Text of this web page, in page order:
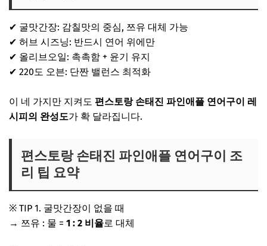
✔ 굴맛간장: 감칠맛의 중심, 쯔유 대체 가능
✔ 허브 시즈닝: 반드시 연어 위에만
✔ 올리브오일: 촉촉함 + 윤기 유지
✔ 220도 오븐: 단짠 밸런스 최적화
이 네 가지만 지켜도 편스토랑 손태진 파인애플 연어구이 레
시피의 완성도가 확 달라집니다.
편스토랑 손태진 파인애플 연어구이 조
리 팁 요약
※ TIP 1. 굴맛간장이 없을 때
→ 쯔유 : 물 = 1 : 2 비율로 대체